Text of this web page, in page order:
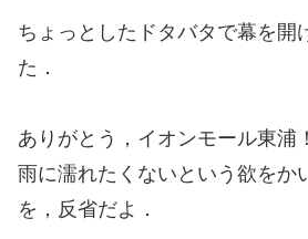
ちょっとしたドタバタで幕を開
た．
ありがとう，イオンモール東浦！
雨に濡れたくないという欲をか
を，反省だよ．